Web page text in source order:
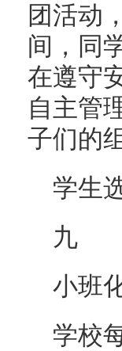
团活动
间，同
在遵守
自主管
子们的
学生
九
小班
学校